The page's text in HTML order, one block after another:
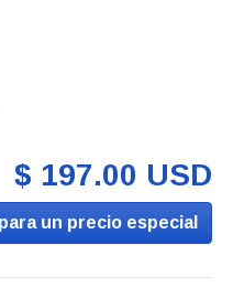
$ 197.00 USD
un precio especial